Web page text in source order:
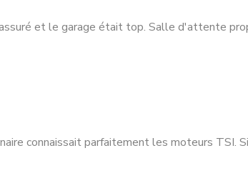
et le garage était top. Salle d'attente
connaissait parfaitement les moteurs TSI.